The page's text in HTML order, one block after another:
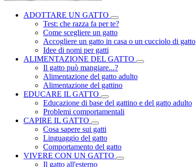
ADOTTARE UN GATTO
Test: che razza fa per te?
Come scegliere un gatto
Accogliere un gatto in casa o un cucciolo di gatto
Idee di nomi per gatti
ALIMENTAZIONE DEL GATTO
Il gatto può mangiare...?
Alimentazione del gatto adulto
Alimentazione del gattino
EDUCARE IL GATTO
Educazione di base del gattino e del gatto adulto
Problemi comportamentali
CAPIRE IL GATTO
Cosa sapere sui gatti
Linguaggio del gatto
Comportamento del gatto
VIVERE CON UN GATTO
Il gatto all'esterno